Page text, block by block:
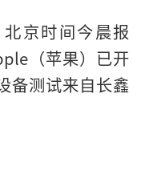
京时间今晨报
（苹果）已开
备测试来自长鑫